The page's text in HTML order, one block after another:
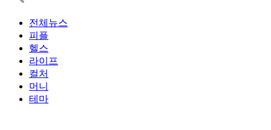
전체뉴스
피플
헬스
라이프
컬처
머니
테마